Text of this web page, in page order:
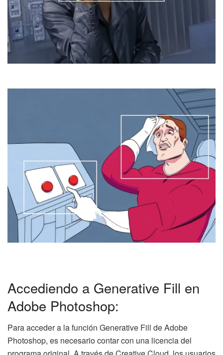
Accediendo a Generative Fill en
Adobe Photoshop:
Para acceder a la función Generative Fill de Adobe
Photoshop, es necesario contar con una licencia del